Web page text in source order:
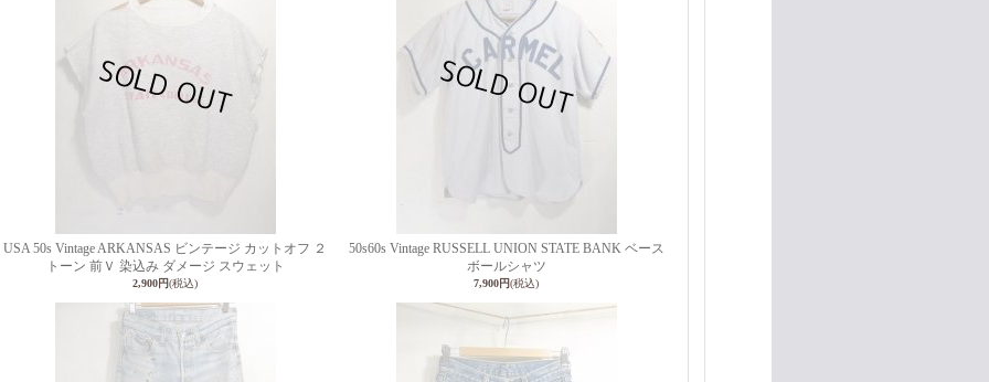
USA 50s Vintage ARKANSAS ビンテージ カットオフ ２
トーン 前Ｖ 染込み ダメージ スウェット
2,900円(税込)
50s60s Vintage RUSSELL UNION STATE BANK ベース
ボールシャツ
7,900円(税込)